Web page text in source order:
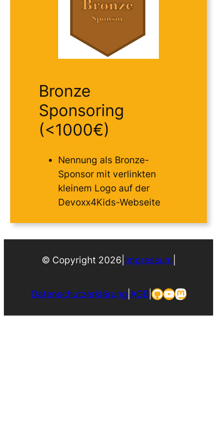
Bronze
Sponsoring
(<1000€)
Nennung als Bronze-
Sponsor mit verlinkten
kleinem Logo auf der
Devoxx4Kids-Webseite
© Copyright 2026 Impressum
Datenschutzerklärung AGB| GitHub
YouTube